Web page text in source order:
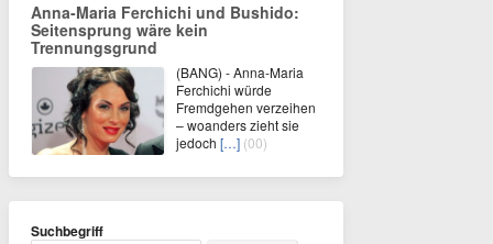
Anna-Maria Ferchichi und Bushido:
Seitensprung wäre kein
Trennungsgrund
(BANG) - Anna-Maria
Ferchichi würde
Fremdgehen verzeihen
– woanders zieht sie
jedoch […] (00)
Suchbegriff